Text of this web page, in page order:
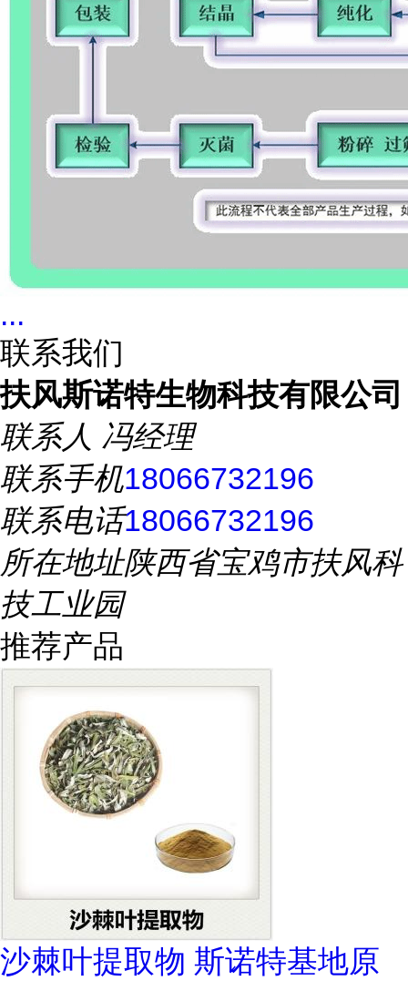
...
联系我们
扶风斯诺特生物科技有限公司
联系人 冯经理
联系手机18066732196
联系电话18066732196
所在地址陕西省宝鸡市扶风科
技工业园
推荐产品
沙棘叶提取物 斯诺特基地原